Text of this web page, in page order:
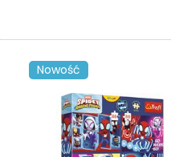
Nowość